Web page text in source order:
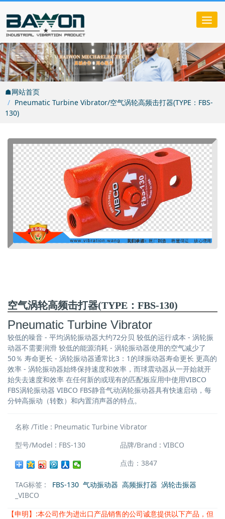
☗网站首页
Pneumatic Turbine Vibrator/空气涡轮高频击打器(TYPE：FBS-
130)
空气涡轮高频击打器(TYPE：FBS-130)
Pneumatic Turbine Vibrator
较低的噪音 - 平均涡轮振动器大约72分贝 较低的运行成本 - 涡轮振
动器不需要润滑 较低的能源消耗 - 涡轮振动器使用的空气减少了
50％ 寿命更长 - 涡轮振动器通常比3：1的球振动器寿命更长 更高的
效率 - 涡轮振动器始终保持速度和效率，而球震动器从一开始就开
始失去速度和效率 在任何新的或现有的匹配板应用中使用VIBCO
FBS涡轮振动器 VIBCO FBS静音气动涡轮振动器具有快速启动，每
分钟高振动（转数）和内置消声器的特点。
名称 /Title : Pneumatic Turbine Vibrator
型号/Model : FBS-130
品牌/Brand : VIBCO
点击：3847
TAG标签 : FBS-130 气动振动器 高频振打器 涡轮击振器
_VIBCO
【申明】:本公司作为进出口产品销售的公司诚意提供以下产品，但